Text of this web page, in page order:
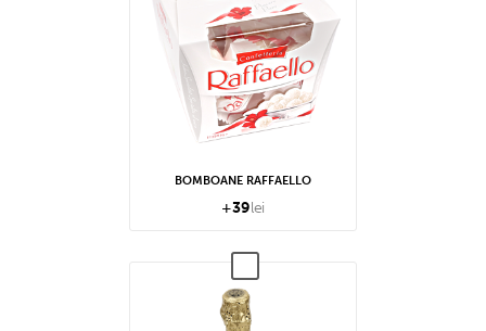
BOMBOANE RAFFAELLO
+39lei